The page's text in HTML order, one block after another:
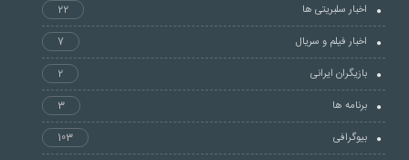
اخبار سلبریتی ها
22
اخبار فیلم و سریال
7
بازیگران ایرانی
2
برنامه ها
3
بیوگرافی
103